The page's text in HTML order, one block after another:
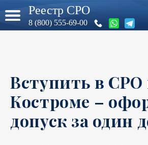
Реестр СРО
8 (800) 555-69-00
Вступить в СРО
Костроме –
допуск за один